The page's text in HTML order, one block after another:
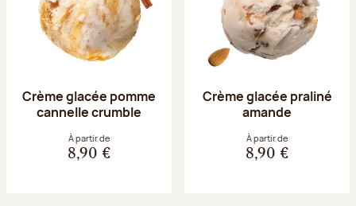
Crème glacée pomme
cannelle crumble
À partir de
8,90 €
Crème glacée praliné
amande
À partir de
8,90 €